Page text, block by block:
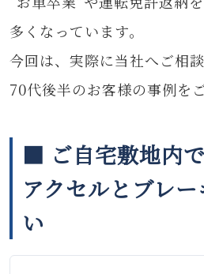
多くなっています。
今回は、実際に当社へご相
70代後半のお客様の事例を
■ ご自宅敷地内
アクセルとブレ
い